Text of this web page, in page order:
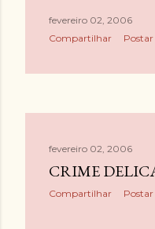
fevereiro 02, 2006
Compartilhar
fevereiro 02, 2006
CRIME
Compartilhar